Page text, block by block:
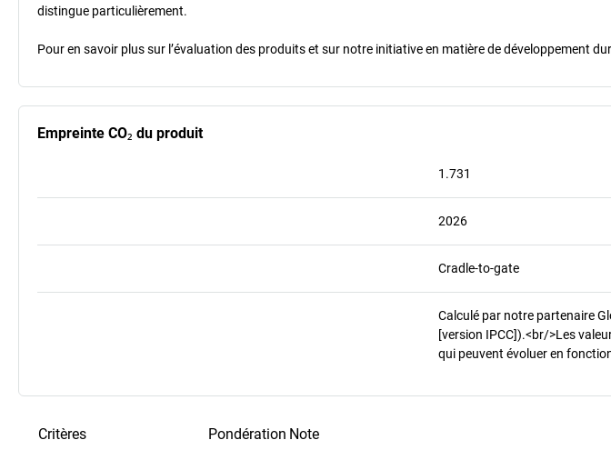
distingue particulièrement.
Pour en savoir plus sur l’évaluation des produits et sur notre initiative en matière de développement
Empreinte CO₂ du produit
1.731
2026
Cradle-to-gate
Calculé par notre partenaire
[version IPCC]).<br/>Les
qui peuvent évoluer en
Critères Pondération Note